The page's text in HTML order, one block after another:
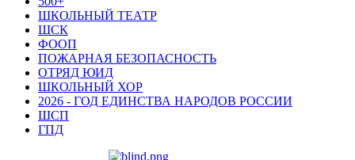
ШКОЛЬНЫЙ ТЕАТР
ШСК
ФООП
ПОЖАРНАЯ БЕЗОПАСНОСТЬ
ОТРЯД ЮИД
ШКОЛЬНЫЙ ХОР
2026 - ГОД ЕДИНСТВА НАРОДОВ РОССИИ
ШСП
ГПД